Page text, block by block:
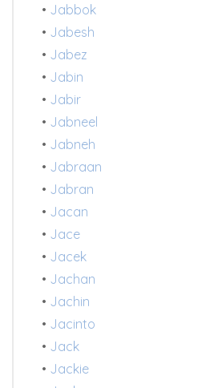
• Jabbok
• Jabesh
• Jabez
• Jabin
• Jabir
• Jabneel
• Jabneh
• Jabraan
• Jabran
• Jacan
• Jace
• Jacek
• Jachan
• Jachin
• Jacinto
• Jack
• Jackie